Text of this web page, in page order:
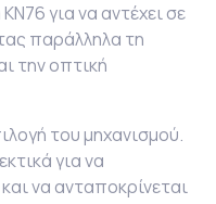
για να αντέχει σε
παράλληλα τη
την οπτική
του μηχανισμού.
για να
να ανταποκρίνεται